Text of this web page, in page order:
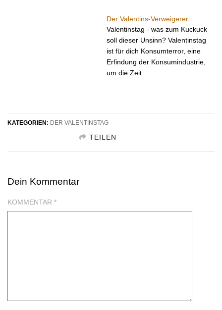
Der Valentins-Verweigerer
Valentinstag - was zum Kuckuck
soll dieser Unsinn? Valentinstag
ist für dich Konsumterror, eine
Erfindung der Konsumindustrie,
um die Zeit…
KATEGORIEN: DER VALENTINSTAG
TEILEN
GESCHENKIDEE TEILEN TWITTER
GESCHENKIDEE TEILEN GOOGLE
Dein Kommentar
KOMMENTAR *